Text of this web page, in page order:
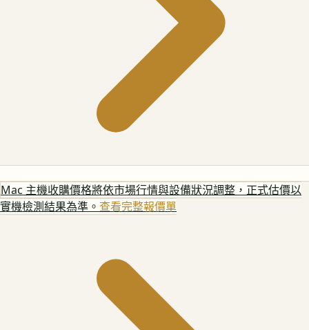
Mac 主機收購價格將依市場行情與設備狀況調整，正式估價以
實機檢測結果為準。 查看完整報價單